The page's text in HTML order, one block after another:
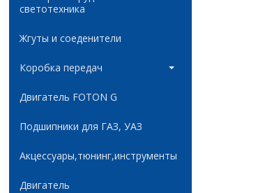
светотехника
Жгуты и соеденители
Коробка передач
Двигатель FOTON G
Подшипники для ГАЗ, УАЗ
Акцессуары,тюнинг,инструменты
Двигатель